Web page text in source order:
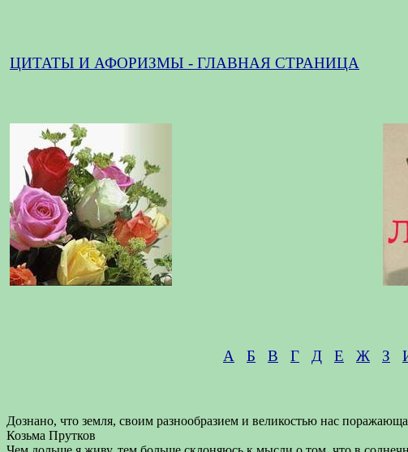
ЦИТАТЫ И АФОРИЗМЫ - ГЛАВНАЯ СТРАНИЦА
А
Б В Г Д Е Ж З
Дознано, что земля, своим разнообразием и великостью нас
Козьма Прутков